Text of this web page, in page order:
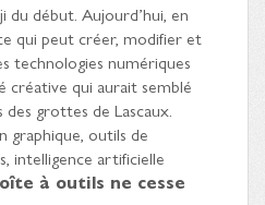
début. Aujourd’hui, en
qui peut créer, modifier et
technologies numériques
qui aurait semblé
grottes de Lascaux.
graphique, outils de
intelligence artificielle
à outils ne cesse